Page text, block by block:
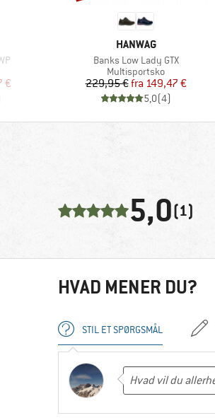
€
MÆRKE
HANWAG
Artikel
Banks Low Lady GTX
Produktgruppe
Multisportsko
Pris
229,95 € Nedsat pris
fra 149,47 €
5,0(4)
5,0(1)
HVAD MENER DU?
STIL ET SPØRGSMÅL